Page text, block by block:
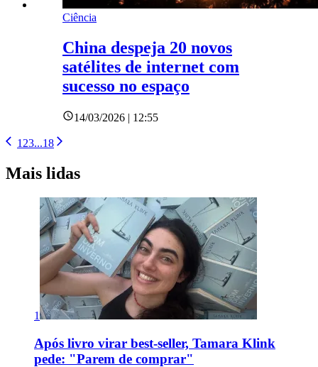
Ciência
China despeja 20 novos
satélites de internet com
sucesso no espaço
14/03/2026 | 12:55
1 23...18
Mais lidas
1
Após livro virar best-seller, Tamara Klink
pede: "Parem de comprar"